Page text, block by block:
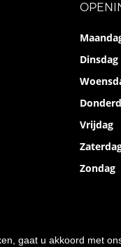
Dinsdag
Vrijdag
Zondag
gaat u akkoord met